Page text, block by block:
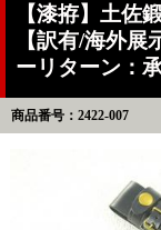
【漆拵】土佐
【訳有/海外
ーリターン：
商品番号：2422-007